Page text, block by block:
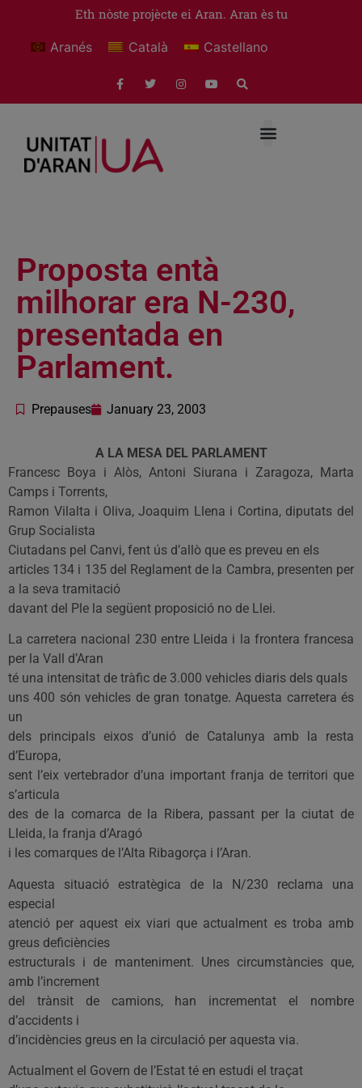
Eth nòste projècte ei Aran. Aran ès tu
Aranés Català Castellano
Proposta entà
milhorar era N-230,
presentada en
Parlament.
Prepauses January 23, 2003
A LA MESA DEL PARLAMENT
Francesc Boya i Alòs, Antoni Siurana i Zaragoza, Marta
Camps i Torrents,
Ramon Vilalta i Oliva, Joaquim Llena i Cortina, diputats del
Grup Socialista
Ciutadans pel Canvi, fent ús d’allò que es preveu en els
articles 134 i 135 del Reglament de la Cambra, presenten per
a la seva tramitació
davant del Ple la següent proposició no de Llei.
La carretera nacional 230 entre Lleida i la frontera francesa
per la Vall d’Aran
té una intensitat de tràfic de 3.000 vehicles diaris dels quals
uns 400 són vehicles de gran tonatge. Aquesta carretera és
un
dels principals eixos d’unió de Catalunya amb la resta
d’Europa,
sent l’eix vertebrador d’una important franja de territori que
s’articula
des de la comarca de la Ribera, passant per la ciutat de
Lleida, la franja d’Aragó
i les comarques de l’Alta Ribagorça i l’Aran.
Aquesta situació estratègica de la N/230 reclama una
especial
atenció per aquest eix viari que actualment es troba amb
greus deficiències
estructurals i de manteniment. Unes circumstàncies que,
amb l’increment
del trànsit de camions, han incrementat el nombre
d’accidents i
d’incidències greus en la circulació per aquesta via.
Actualment el Govern de l’Estat té en estudi el traçat